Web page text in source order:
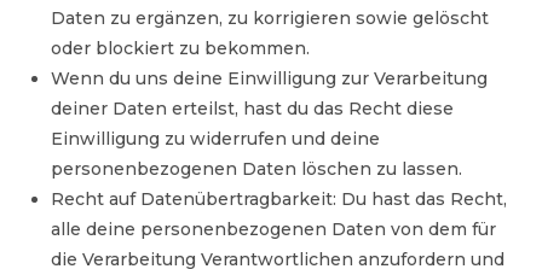
Daten zu ergänzen, zu korrigieren sowie gelöscht
oder blockiert zu bekommen.
Wenn du uns deine Einwilligung zur Verarbeitung
deiner Daten erteilst, hast du das Recht diese
Einwilligung zu widerrufen und deine
personenbezogenen Daten löschen zu lassen.
Recht auf Datenübertragbarkeit: Du hast das Recht,
alle deine personenbezogenen Daten von dem für
die Verarbeitung Verantwortlichen anzufordern und